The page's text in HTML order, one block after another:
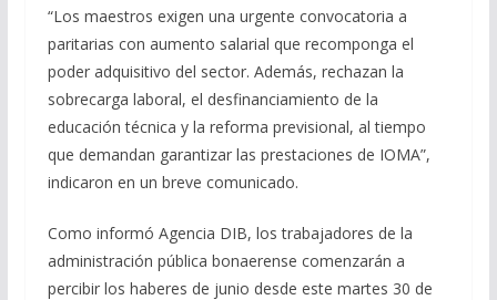
“Los maestros exigen una urgente convocatoria a
paritarias con aumento salarial que recomponga el
poder adquisitivo del sector. Además, rechazan la
sobrecarga laboral, el desfinanciamiento de la
educación técnica y la reforma previsional, al tiempo
que demandan garantizar las prestaciones de IOMA”,
indicaron en un breve comunicado.
Como informó Agencia DIB, los trabajadores de la
administración pública bonaerense comenzarán a
percibir los haberes de junio desde este martes 30 de